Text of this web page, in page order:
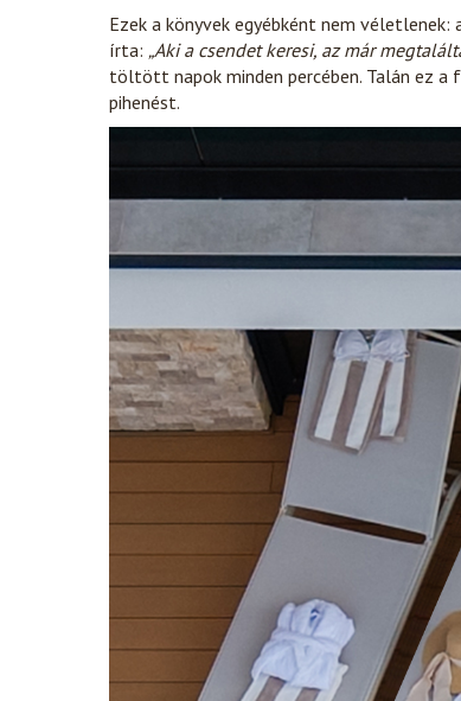
Ezek a könyvek egyébként nem
írta: „Aki a csendet keresi, az már
töltött napok minden percében. Talán ez
pihenést.